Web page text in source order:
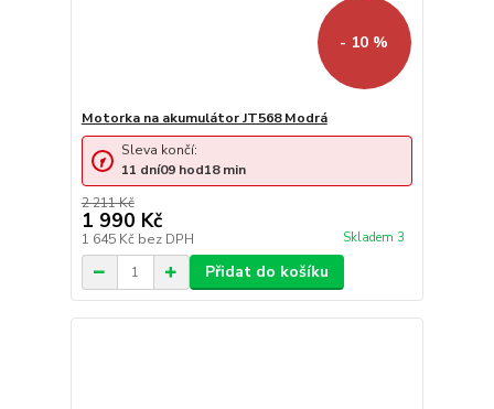
- 10 %
Motorka na akumulátor JT568 Modrá
2 211 Kč
1 990 Kč
1 645 Kč bez DPH Skladem 3
Sleva končí:
11 dní09 hod18min
Přidat do košíku